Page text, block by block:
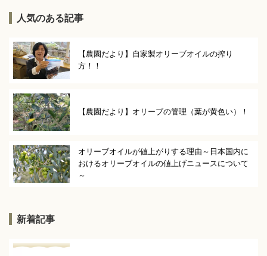
人気のある記事
【農園だより】自家製オリーブオイルの搾り
方！！
【農園だより】オリーブの管理（葉が黄色い）！
オリーブオイルが値上がりする理由～日本国内に
おけるオリーブオイルの値上げニュースについて
～
新着記事